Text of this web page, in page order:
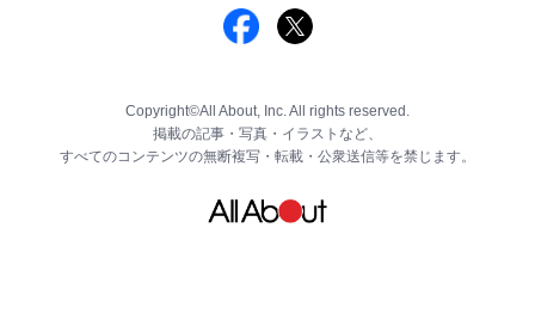
Copyright©All About, Inc. All rights reserved.
掲載の記事・写真・イラストなど、
すべてのコンテンツの無断複写・転載・公衆送信等を禁じます。